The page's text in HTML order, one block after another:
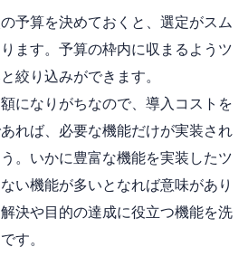
予算を決めておくと、選定がスム
ます。予算の枠内に収まるようツ
絞り込みができます。
になりがちなので、導入コストを
れば、必要な機能だけが実装され
。いかに豊富な機能を実装したツ
い機能が多いとなれば意味があり
決や目的の達成に役立つ機能を洗
す。